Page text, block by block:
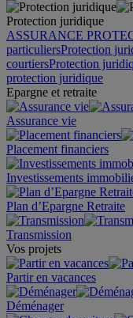
Protection juridique
ASSURANCE
particuliersProtection
courtiersProtection
protection juridique
Epargne et retraite
Assurance vie
Placement financiers
Investissements
Plan d’Epargne Retraite
Transmission
Vos projets
Partir en vacances
Déménager